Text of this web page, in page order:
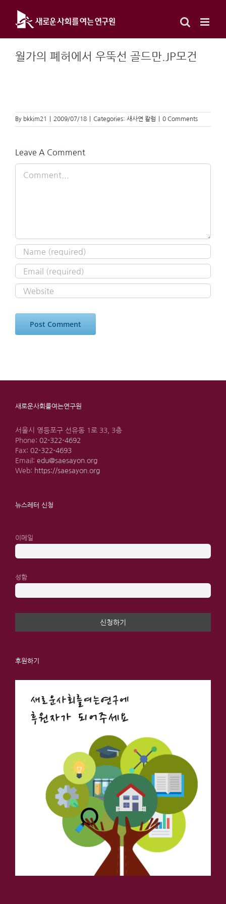
content
월가의 폐허에서 우뚝선 골드만.JP모건
By bkkim21 2009/07/18 Categories: 새사연 칼럼 0 Comments
Leave A Comment
새로운사회를여는연구원
서울시 영등포구 선유동 1로 33, 3층
Phone: 02-322-4692
Fax: 02-322-4693
Email: edu@saesayon.org
Web: https://saesayon.org
뉴스레터 신청
이메일
성함
후원하기